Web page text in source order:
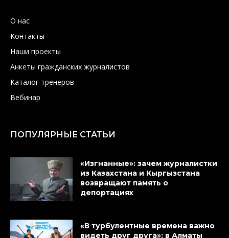
О нас
Контакты
Наши проекты
Анкеты гражданских журналистов
Каталог тренеров
Вебинар
ПОПУЛЯРНЫЕ СТАТЬИ
«Изгнанные»: зачем журналистки
из Казахстана и Кыргызстана
возвращают память о
депортациях
«В турбулентные времена важно
видеть друг друга»: в Алматы